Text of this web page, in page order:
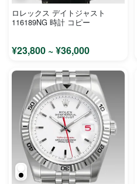
ロレックス デイトジャスト
116189NG 時計 コピー
¥23,800 ~ ¥36,000